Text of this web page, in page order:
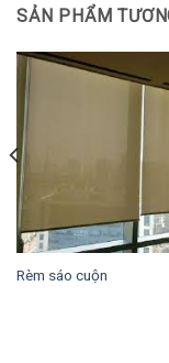
SẢN PHẨM
Rèm sáo cuộn